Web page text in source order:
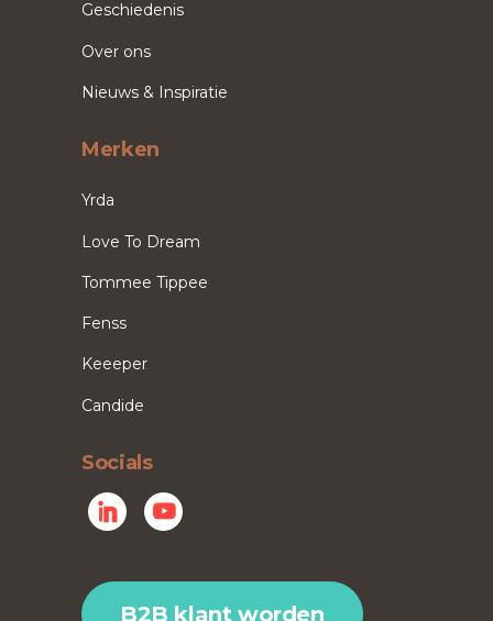
Geschiedenis
Over ons
Nieuws & Inspiratie
Merken
Yrda
Love To Dream
Tommee Tippee
Fenss
Keeeper
Candide
Socials
B2B klant worden